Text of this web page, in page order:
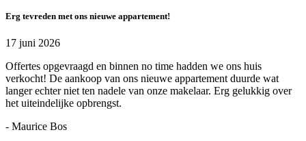
Erg tevreden met ons nieuwe appartement!
17 juni 2026
Offertes opgevraagd en binnen no time hadden we ons huis
verkocht! De aankoop van ons nieuwe appartement duurde wat
langer echter niet ten nadele van onze makelaar. Erg gelukkig over
het uiteindelijke opbrengst.
- Maurice Bos